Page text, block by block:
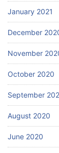
January 2021
December
November
October 2020
September
August 2020
June 2020